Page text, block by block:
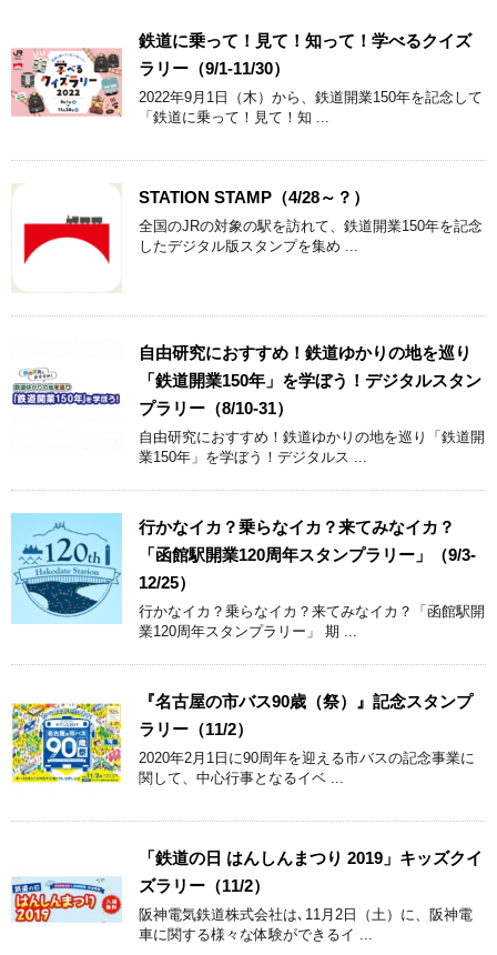
鉄道に乗って！見て！知って！学べるクイズ
ラリー（9/1-11/30）
2022年9月1日（木）から、鉄道開業150年を記念して
「鉄道に乗って！見て！知 ...
STATION STAMP（4/28～？）
全国のJRの対象の駅を訪れて、鉄道開業150年を記念
したデジタル版スタンプを集め ...
自由研究におすすめ！鉄道ゆかりの地を巡り
「鉄道開業150年」を学ぼう！デジタルスタン
プラリー（8/10-31）
自由研究におすすめ！鉄道ゆかりの地を巡り「鉄道開
業150年」を学ぼう！デジタルス ...
行かなイカ？乗らなイカ？来てみなイカ？
「函館駅開業120周年スタンプラリー」（9/3-
12/25）
行かなイカ？乗らなイカ？来てみなイカ？「函館駅開
業120周年スタンプラリー」 期 ...
『名古屋の市バス90歳（祭）』記念スタンプ
ラリー（11/2）
2020年2月1日に90周年を迎える市バスの記念事業に
関して、中心行事となるイベ ...
「鉄道の日 はんしんまつり 2019」キッズクイ
ズラリー（11/2）
阪神電気鉄道株式会社は､11月2日（土）に、阪神電
車に関する様々な体験ができるイ ...